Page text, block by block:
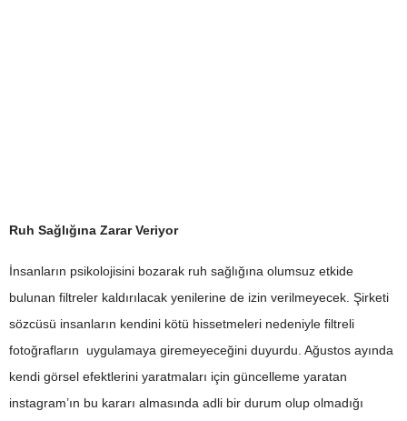
Ruh Sağlığına Zarar Veriyor
İnsanların psikolojisini bozarak ruh sağlığına olumsuz etkide
bulunan filtreler kaldırılacak yenilerine de izin verilmeyecek. Şirketi
sözcüsü insanların kendini kötü hissetmeleri nedeniyle filtreli
fotoğrafların uygulamaya giremeyeceğini duyurdu. Ağustos ayında
kendi görsel efektlerini yaratmaları için güncelleme yaratan
instagram’ın bu kararı almasında adli bir durum olup olmadığı